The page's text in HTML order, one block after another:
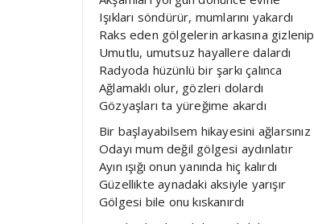
Işıkları söndürür, mumlarını yakardı
Raks eden gölgelerin arkasına gizlenip
Umutlu, umutsuz hayallere dalardı
Radyoda hüzünlü bir şarkı çalınca
Ağlamaklı olur, gözleri dolardı
Gözyaşları ta yüreğime akardı
Bir başlayabilsem hikayesini ağlarsınız
Odayı mum değil gölgesi aydınlatır
Ayın ışığı onun yanında hiç kalırdı
Güzellikte aynadaki aksiyle yarışır
Gölgesi bile onu kıskanırdı